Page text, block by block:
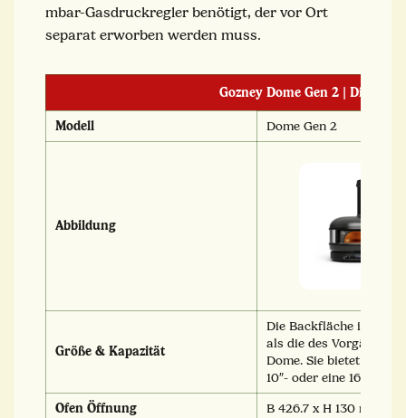
mbar-Gasdruckregler benötigt, der vor Ort
separat erworben werden muss.
Gozney Dome Gen 2 | Die
Modell Dome Gen 2
Abbildung
Größe & Kapazität
Die Backfläche ist 40
als die des
Dome. Sie bietet Platz
10″- oder eine 16″-Pizza.
Ofen Öffnung
B 426.7 x H 130 mm